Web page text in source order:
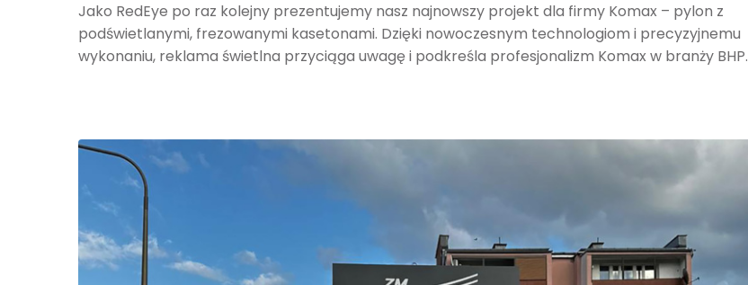
Jako RedEye po raz kolejny prezentujemy nasz najnowszy projekt dla firmy Komax – pylon z
podświetlanymi, frezowanymi kasetonami. Dzięki nowoczesnym technologiom i precyzyjnemu
wykonaniu, reklama świetlna przyciąga uwagę i podkreśla profesjonalizm Komax w branży BHP.